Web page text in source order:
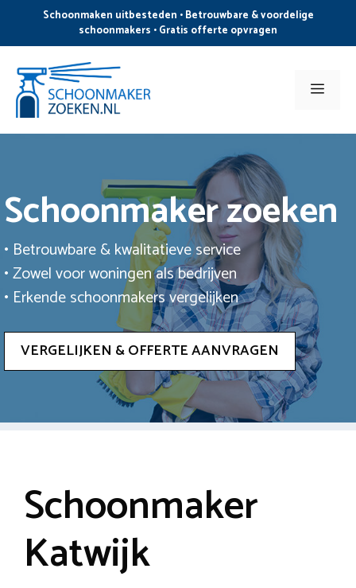
de
inhoud
Schoonmaken uitbesteden • Betrouwbare & voordelige
schoonmakers • Gratis offerte opvragen
Menu
Schoonmaker zoeken
• Betrouwbare & kwalitatieve service
• Zowel voor woningen als bedrijven
• Erkende schoonmakers vergelijken
VERGELIJKEN & OFFERTE AANVRAGEN
Schoonmaker
Katwijk